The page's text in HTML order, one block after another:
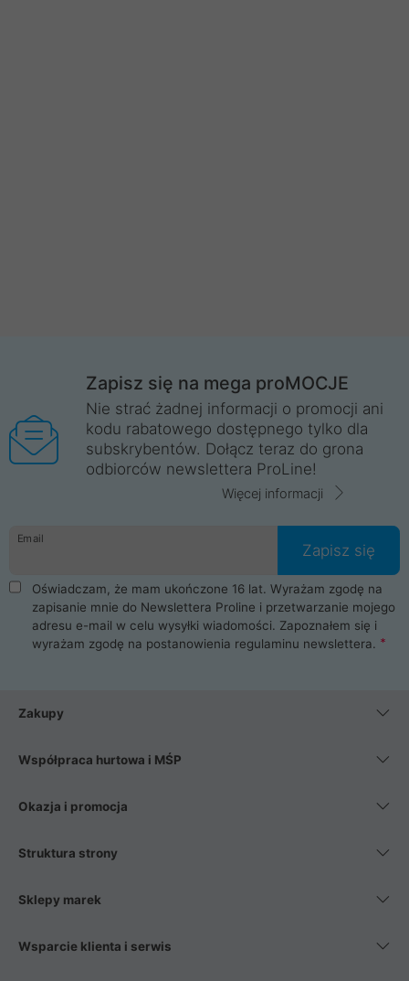
Zapisz się na mega proMOCJE
Nie strać żadnej informacji o promocji ani
kodu rabatowego dostępnego tylko dla
subskrybentów. Dołącz teraz do grona
odbiorców newslettera ProLine!
Więcej informacji
Email
Zapisz się
Oświadczam, że mam ukończone 16 lat. Wyrażam zgodę na
zapisanie mnie do Newslettera Proline i przetwarzanie mojego
adresu e-mail w celu wysyłki wiadomości. Zapoznałem się i
wyrażam zgodę na postanowienia regulaminu newslettera.
Zakupy
Współpraca hurtowa i MŚP
Okazja i promocja
Struktura strony
Sklepy marek
Wsparcie klienta i serwis